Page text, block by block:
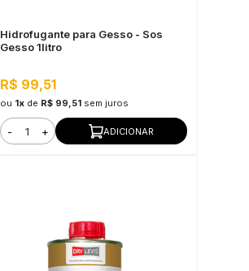
Hidrofugante para Gesso - Sos
Gesso 1litro
R$ 99,51
ou 1xde R$ 99,51 sem juros
- + ADICIONAR